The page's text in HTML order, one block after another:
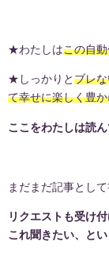
★わたしはこの自
★しっかりと ブレ
て幸せに楽しく豊
ここをわたしは読
まだまだ記事とし
リクエストも受け
これ聞きたい、と